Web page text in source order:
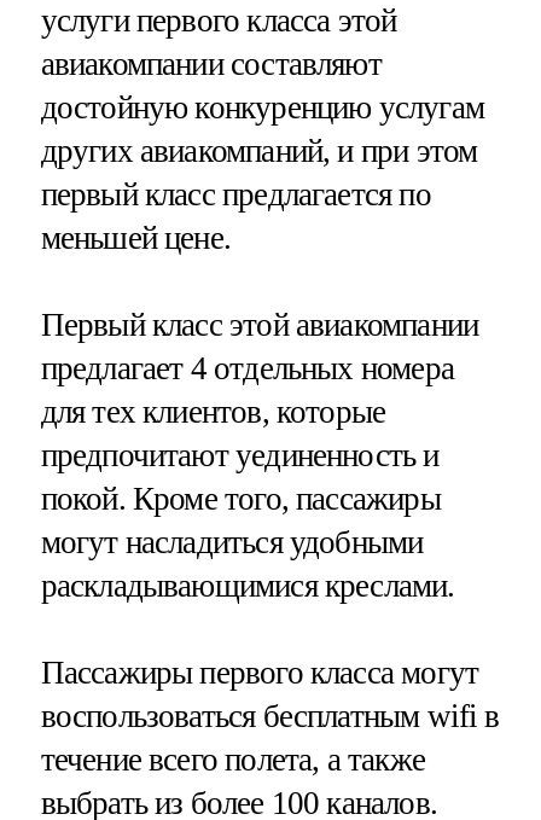
услуги первого класса этой
авиакомпании составляют
достойную конкуренцию услугам
других авиакомпаний, и при этом
первый класс предлагается по
меньшей цене.
Первый класс этой авиакомпании
предлагает 4 отдельных номера
для тех клиентов, которые
предпочитают уединенность и
покой. Кроме того, пассажиры
могут насладиться удобными
раскладывающимися креслами.
Пассажиры первого класса могут
воспользоваться бесплатным wifi в
течение всего полета, а также
выбрать из более 100 каналов.